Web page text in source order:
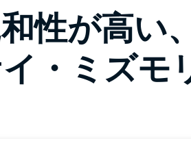
性が高い
・ミズモ